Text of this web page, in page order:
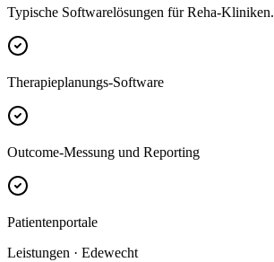
Typische Softwarelösungen für Reha-Kliniken.
Therapieplanungs-Software
Outcome-Messung und Reporting
Patientenportale
Leistungen · Edewecht